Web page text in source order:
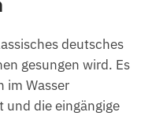
deutsches
gesungen wird. Es
im Wasser
und die eingängige